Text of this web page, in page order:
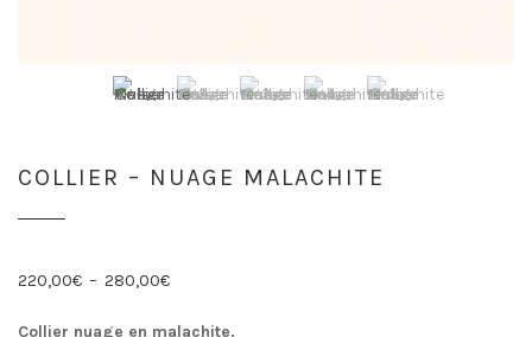
COLLIER – NUAGE MALACHITE
220,00€ – 280,00€Plage
Collier nuage en malachite.